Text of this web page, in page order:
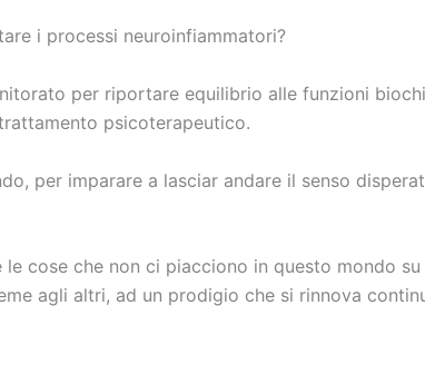
i processi neuroinfiammatori?
per riportare equilibrio alle funzioni
psicoterapeutico.
per imparare a lasciar andare il senso
cose che non ci piacciono in questo mondo
agli altri, ad un prodigio che si rinnova